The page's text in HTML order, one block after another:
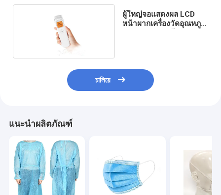
ผู้ใหญ่จอแสดงผล LCD
หน้าผากเครื่องวัดอุณหภูมิ
চালিয়ে
แนะนำผลิตภัณฑ์